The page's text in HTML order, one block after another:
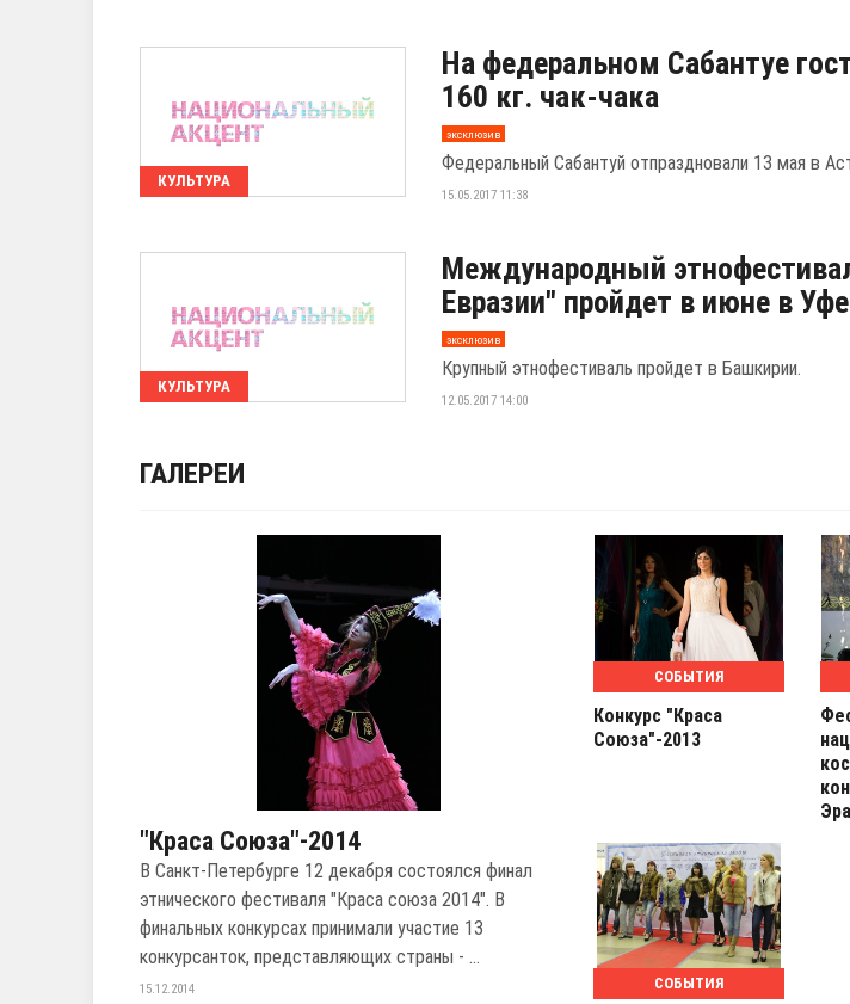
КУЛЬТУРА
На федеральном Сабантуе
160 кг. чак-чака
эксклюзив
Федеральный Сабантуй отпраздновали 13 мая в
15.05.2017 11:38
КУЛЬТУРА
Международный
Евразии" пройдет в июне в Уфе
эксклюзив
Крупный этнофестиваль пройдет в Башкирии.
12.05.2017 14:00
ГАЛЕРЕИ
"Краса Союза"-2014
В Санкт-Петербурге 12 декабря состоялся финал
этнического фестиваля "Краса союза 2014". В
финальных конкурсах принимали участие 13
конкурсанток, представляющих страны - ...
15.12.2014
СОБЫТИЯ
Конкурс "Краса
Союза"-2013
СОБЫТИЯ